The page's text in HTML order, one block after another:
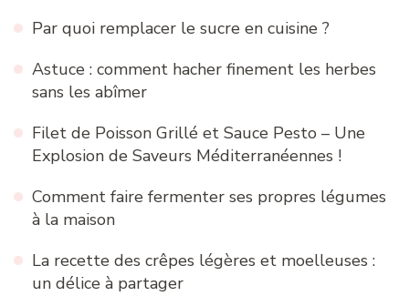
Par quoi remplacer le sucre en cuisine ?
Astuce : comment hacher finement les herbes
sans les abîmer
Filet de Poisson Grillé et Sauce Pesto – Une
Explosion de Saveurs Méditerranéennes !
Comment faire fermenter ses propres légumes
à la maison
La recette des crêpes légères et moelleuses :
un délice à partager